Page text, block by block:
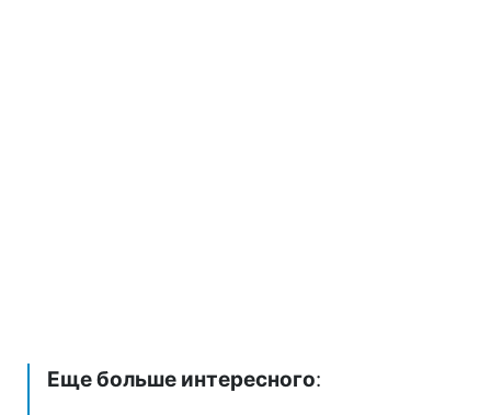
Еще больше интересного: